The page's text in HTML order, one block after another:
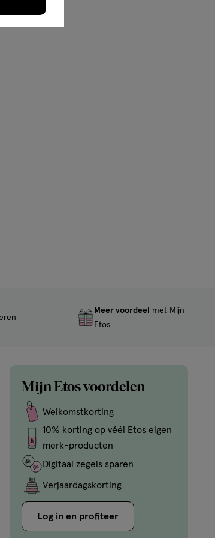
Meer voordeel
met Mijn
Etos
Mijn Etos voordelen
Welkomstkorting
10% korting op véél Etos eigen
merk-producten
Digitaal zegels sparen
Verjaardagskorting
Log in en profiteer